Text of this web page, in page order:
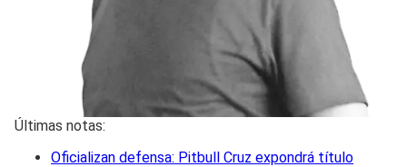
Últimas notas:
Oficializan defensa: Pitbull Cruz expondrá título